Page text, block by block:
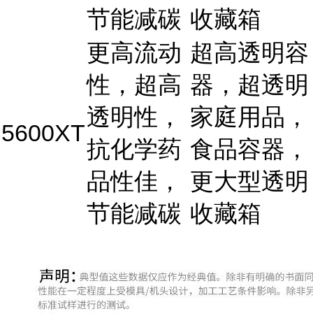
节能减碳 收藏箱
5600XT
更高流动
性，超高
透明性，
抗化学药
品性佳，
节能减碳
超高透明容
器，超透明
家庭用品，
食品容器，
更大型透明
收藏箱